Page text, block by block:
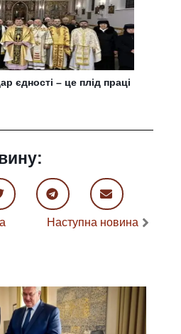
єдності – це плід праці
Наступна новина